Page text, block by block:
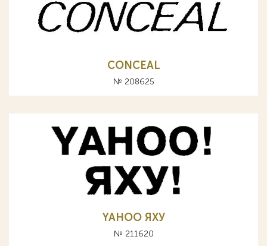
CONCEAL
№ 208625
YAHOO ЯХУ
№ 211620